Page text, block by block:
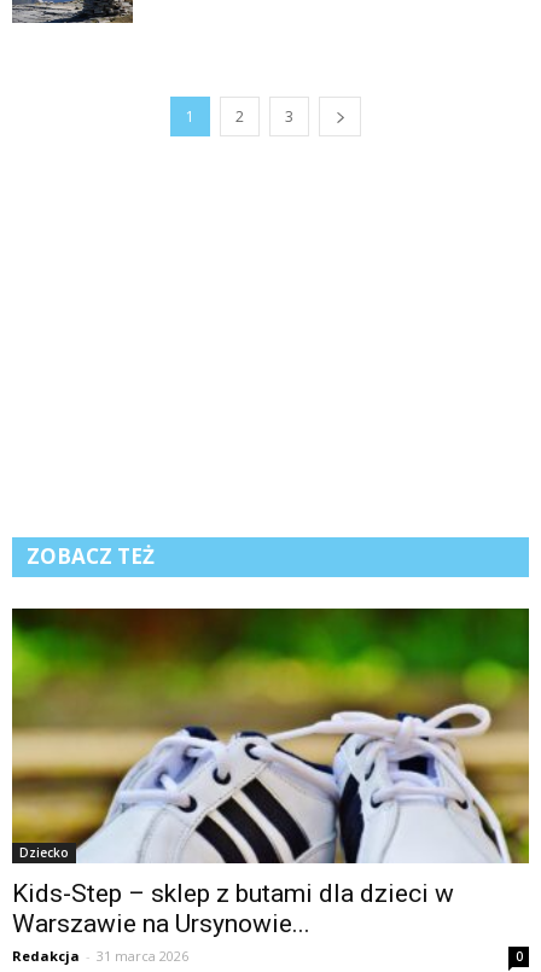
1 2 3
ZOBACZ TEŻ
Dziecko
Kids-Step – sklep z butami dla dzieci w
Warszawie na Ursynowie...
Redakcja - 31 marca 2026 0